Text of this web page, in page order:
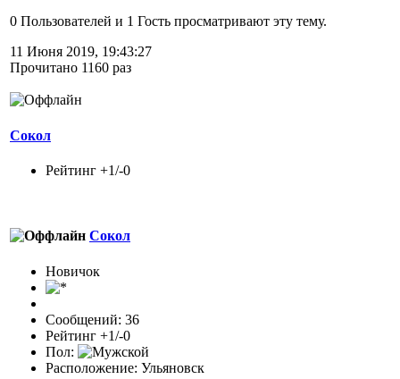
0 Пользователей и 1 Гость просматривают эту тему.
11 Июня 2019, 19:43:27
Прочитано 1160 раз
Сокол
Рейтинг +1/-0
Сокол
Новичок
Сообщений: 36
Рейтинг +1/-0
Пол:
Расположение: Ульяновск